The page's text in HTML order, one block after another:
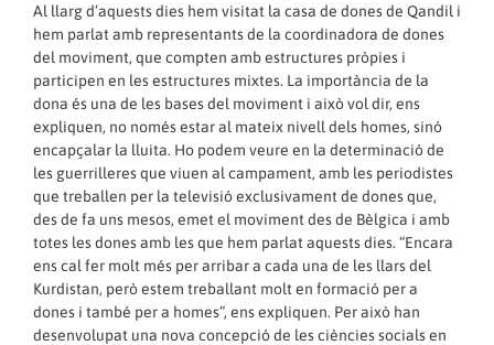
Al llarg d’aquests dies hem visitat la casa de dones de Qandil i
hem parlat amb representants de la coordinadora de dones
del moviment, que compten amb estructures pròpies i
participen en les estructures mixtes. La importància de la
dona és una de les bases del moviment i això vol dir, ens
expliquen, no només estar al mateix nivell dels homes, sinó
encapçalar la lluita. Ho podem veure en la determinació de
les guerrilleres que viuen al campament, amb les periodistes
que treballen per la televisió exclusivament de dones que,
des de fa uns mesos, emet el moviment des de Bèlgica i amb
totes les dones amb les que hem parlat aquests dies. “Encara
ens cal fer molt més per arribar a cada una de les llars del
Kurdistan, però estem treballant molt en formació per a
dones i també per a homes”, ens expliquen. Per això han
desenvolupat una nova concepció de les ciències socials en